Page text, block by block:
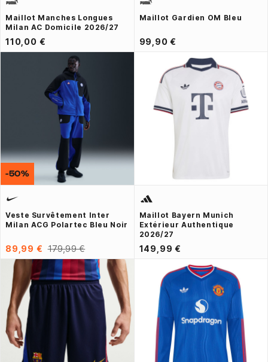
Maillot Manches Longues
Milan AC Domicile 2026/27
110,00 €
Maillot Gardien OM Bleu
99,90 €
Veste Survêtement Inter
Milan ACG Polartec Bleu Noir
89,99 € 179,99 €
-50%
Maillot Bayern Munich
Extérieur Authentique
2026/27
149,99 €